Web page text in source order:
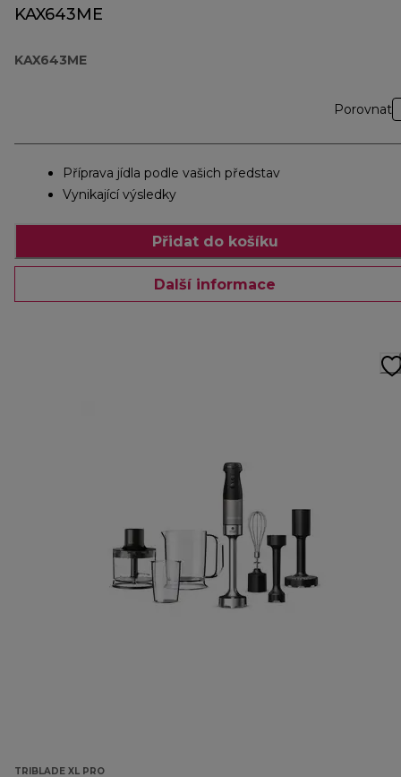
KAX643ME
KAX643ME
Porovnat
Příprava jídla podle vašich představ
Vynikající výsledky
Přidat do košíku
Další informace
TRIBLADE XL PRO